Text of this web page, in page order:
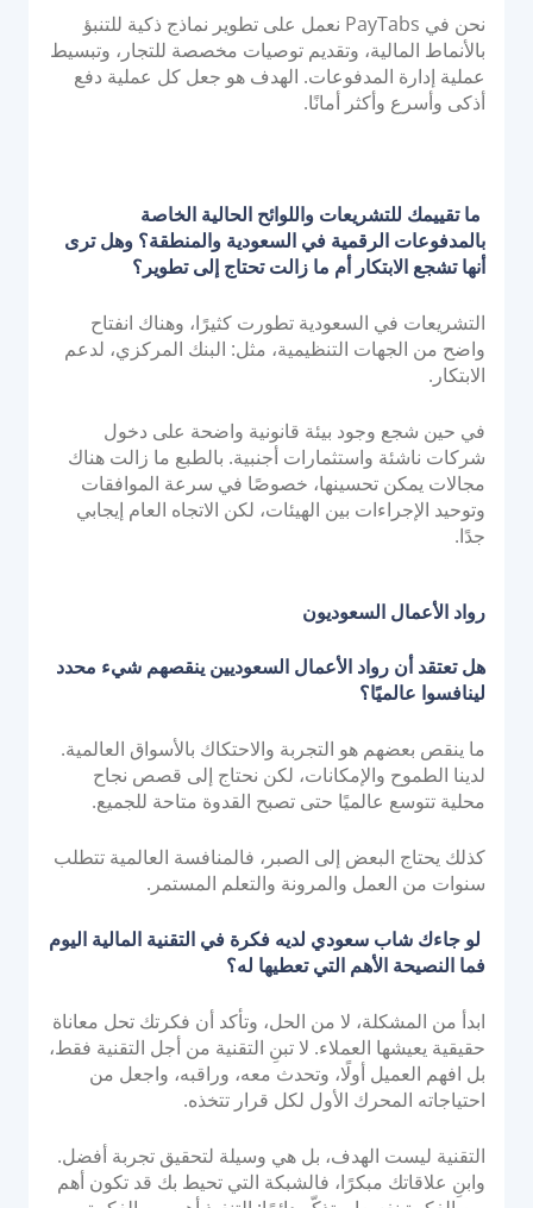
نحن في PayTabs نعمل على تطوير نماذج ذكية للتنبؤ
بالأنماط المالية، وتقديم توصيات مخصصة للتجار، وتبسيط
عملية إدارة المدفوعات. الهدف هو جعل كل عملية دفع
أذكى وأسرع وأكثر أمانًا.
ما تقييمك للتشريعات واللوائح الحالية الخاصة
بالمدفوعات الرقمية في السعودية والمنطقة؟ وهل ترى
أنها تشجع الابتكار أم ما زالت تحتاج إلى تطوير؟
التشريعات في السعودية تطورت كثيرًا، وهناك انفتاح
واضح من الجهات التنظيمية، مثل: البنك المركزي، لدعم
الابتكار.
في حين شجع وجود بيئة قانونية واضحة على دخول
شركات ناشئة واستثمارات أجنبية. بالطبع ما زالت هناك
مجالات يمكن تحسينها، خصوصًا في سرعة الموافقات
وتوحيد الإجراءات بين الهيئات، لكن الاتجاه العام إيجابي
جدًا.
رواد الأعمال السعوديون
هل تعتقد أن رواد الأعمال السعوديين ينقصهم شيء محدد
لينافسوا عالميًا؟
ما ينقص بعضهم هو التجربة والاحتكاك بالأسواق العالمية.
لدينا الطموح والإمكانات، لكن نحتاج إلى قصص نجاح
محلية تتوسع عالميًا حتى تصبح القدوة متاحة للجميع.
كذلك يحتاج البعض إلى الصبر، فالمنافسة العالمية تتطلب
سنوات من العمل والمرونة والتعلم المستمر.
لو جاءك شاب سعودي لديه فكرة في التقنية المالية اليوم
فما النصيحة الأهم التي تعطيها له؟
ابدأ من المشكلة، لا من الحل، وتأكد أن فكرتك تحل معاناة
حقيقية يعيشها العملاء. لا تبنِ التقنية من أجل التقنية فقط،
بل افهم العميل أولًا، وتحدث معه، وراقبه، واجعل من
احتياجاته المحرك الأول لكل قرار تتخذه.
التقنية ليست الهدف، بل هي وسيلة لتحقيق تجربة أفضل.
وابنِ علاقاتك مبكرًا، فالشبكة التي تحيط بك قد تكون أهم